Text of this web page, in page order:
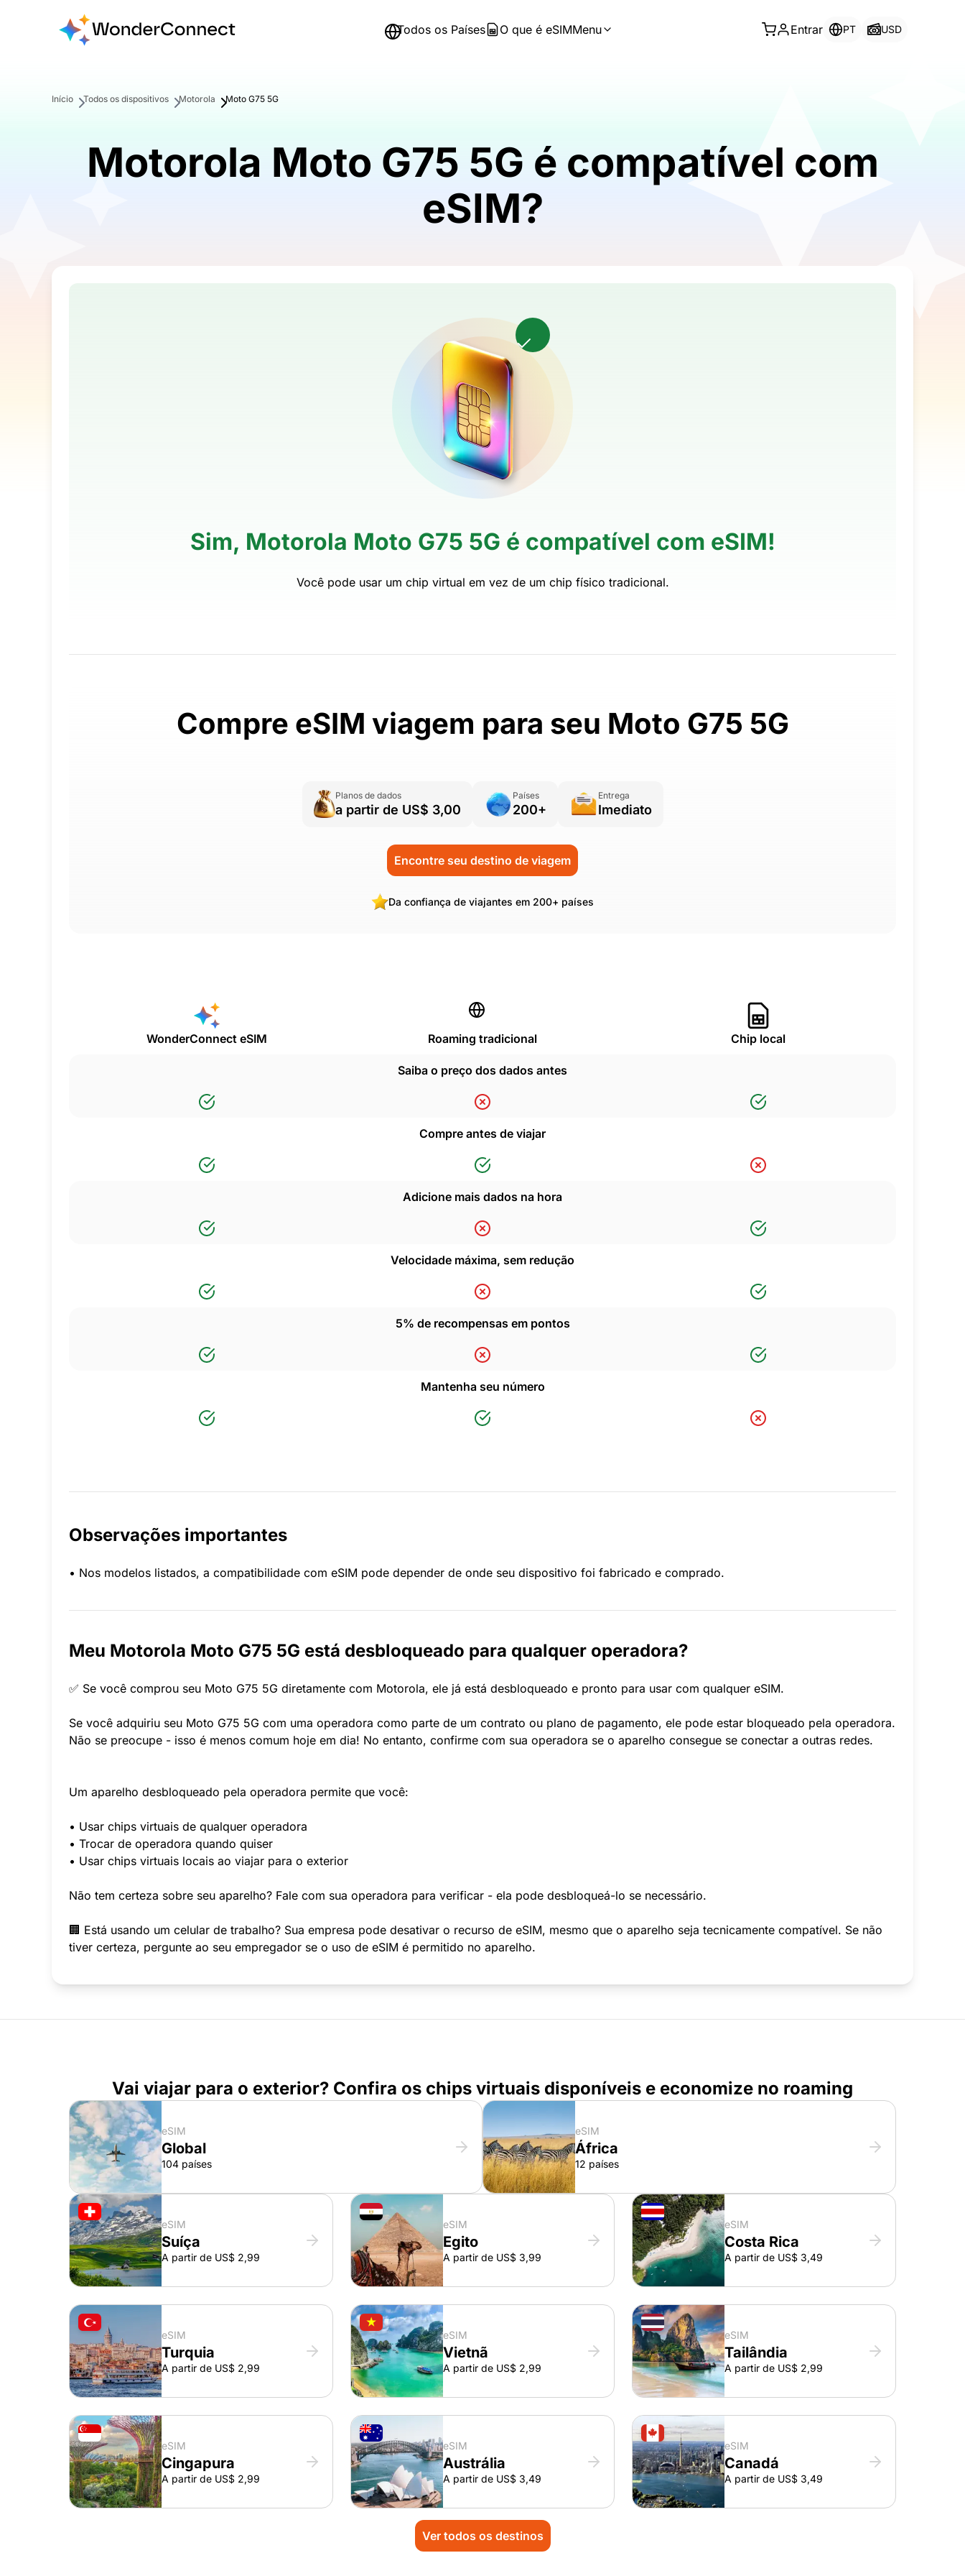
Todos os Países O que é eSIMMenu Entrar PT USD
Início Todos os dispositivos Motorola Moto G75 5G
Motorola Moto G75 5G é compatível com
eSIM?
Sim, Motorola Moto G75 5G é compatível com eSIM!
Você pode usar um chip virtual em vez de um chip físico tradicional.
Compre eSIM viagem para seu Moto G75 5G
Planos de dados
a partir de US$ 3,00
Países
200+
Entrega
Imediato
Encontre seu destino de viagem
Da confiança de viajantes em 200+ países
WonderConnect eSIM Roaming tradicional Chip local
Saiba o preço dos dados antes
Compre antes de viajar
Adicione mais dados na hora
Velocidade máxima, sem redução
5% de recompensas em pontos
Mantenha seu número
Observações importantes
• Nos modelos listados, a compatibilidade com eSIM pode depender de onde seu dispositivo foi fabricado e comprado.
Meu Motorola Moto G75 5G está desbloqueado para qualquer operadora?
✅ Se você comprou seu Moto G75 5G diretamente com Motorola, ele já está desbloqueado e pronto para usar com qualquer eSIM.
Se você adquiriu seu Moto G75 5G com uma operadora como parte de um contrato ou plano de pagamento, ele pode estar bloqueado pela operadora.
Não se preocupe - isso é menos comum hoje em dia! No entanto, confirme com sua operadora se o aparelho consegue se conectar a outras redes.
Um aparelho desbloqueado pela operadora permite que você:
• Usar chips virtuais de qualquer operadora
• Trocar de operadora quando quiser
• Usar chips virtuais locais ao viajar para o exterior
Não tem certeza sobre seu aparelho? Fale com sua operadora para verificar - ela pode desbloqueá-lo se necessário.
🏢 Está usando um celular de trabalho? Sua empresa pode desativar o recurso de eSIM, mesmo que o aparelho seja tecnicamente compatível. Se não
tiver certeza, pergunte ao seu empregador se o uso de eSIM é permitido no aparelho.
Vai viajar para o exterior? Confira os chips virtuais disponíveis e economize no roaming
eSIM
Global
104 países
eSIM
África
12 países
eSIM
Suíça
A partir de US$ 2,99
eSIM
Egito
A partir de US$ 3,99
eSIM
Costa Rica
A partir de US$ 3,49
eSIM
Turquia
A partir de US$ 2,99
eSIM
Vietnã
A partir de US$ 2,99
eSIM
Tailândia
A partir de US$ 2,99
eSIM
Cingapura
A partir de US$ 2,99
eSIM
Austrália
A partir de US$ 3,49
eSIM
Canadá
A partir de US$ 3,49
Ver todos os destinos